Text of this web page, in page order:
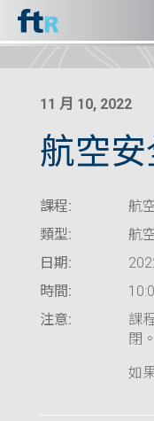
11 月 10, 2022
航空安
課程:
航
類型:
航
日期:
時間:
注意:
課
閉。
如